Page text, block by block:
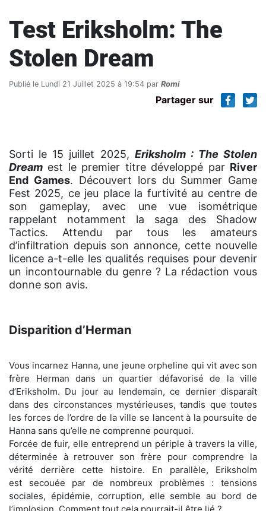
Test Eriksholm: The
Stolen Dream
Publié le Lundi 21 Juillet 2025 à 19:54 par Romi
Partager sur
Sorti le 15 juillet 2025, Eriksholm : The Stolen
Dream est le premier titre développé par River
End Games. Découvert lors du Summer Game
Fest 2025, ce jeu place la furtivité au centre de
son gameplay, avec une vue isométrique
rappelant notamment la saga des Shadow
Tactics. Attendu par tous les amateurs
d’infiltration depuis son annonce, cette nouvelle
licence a-t-elle les qualités requises pour devenir
un incontournable du genre ? La rédaction vous
donne son avis.
Disparition d’Herman
Vous incarnez Hanna, une jeune orpheline qui vit avec son
frère Herman dans un quartier défavorisé de la ville
d’Eriksholm. Du jour au lendemain, ce dernier disparaît
dans des circonstances mystérieuses, tandis que toutes
les forces de l’ordre de la ville se lancent à la poursuite de
Hanna sans qu’elle ne comprenne pourquoi.
Forcée de fuir, elle entreprend un périple à travers la ville,
déterminée à retrouver son frère pour comprendre la
vérité derrière cette histoire. En parallèle, Eriksholm
est secouée par de nombreux problèmes : tensions
sociales, épidémie, corruption, elle semble au bord de